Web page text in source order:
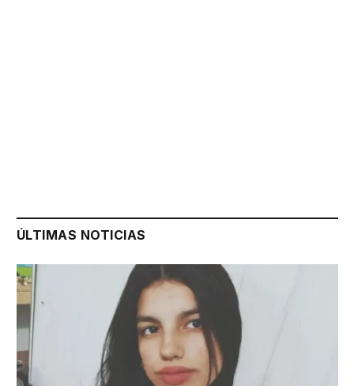
ÚLTIMAS NOTICIAS